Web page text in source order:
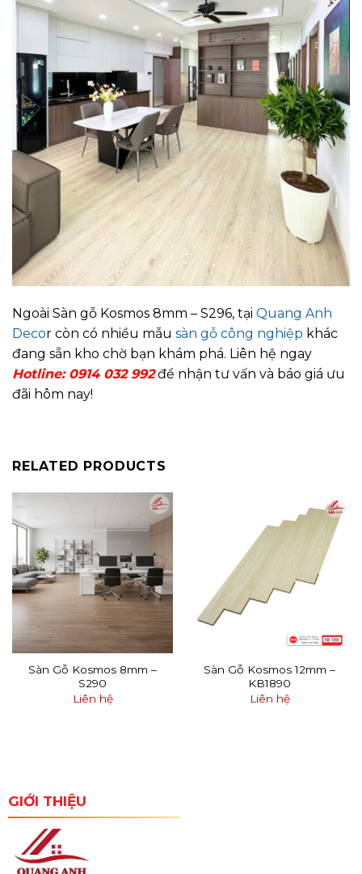
Ngoài Sàn gỗ Kosmos 8mm – S296, tại Quang Anh
Decor còn có nhiều mẫu sàn gỗ công nghiệp khác
đang sẵn kho chờ bạn khám phá. Liên hệ ngay
Hotline: 0914 032 992để nhận tư vấn và báo giá ưu
đãi hôm nay!
RELATED PRODUCTS
Sàn Gỗ Kosmos 8mm –
S290
Liên hệ
Sàn Gỗ Kosmos 12mm –
KB1890
Liên hệ
GIỚI THIỆU